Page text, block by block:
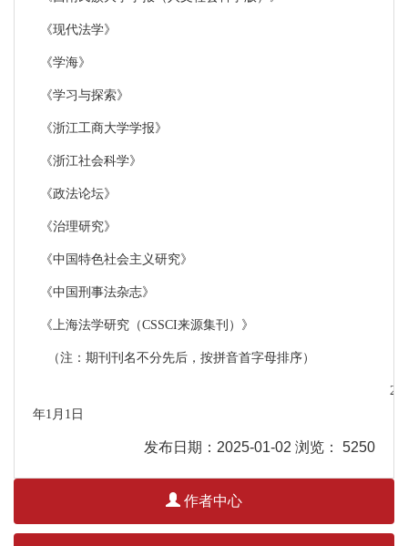
《现代法学》
《学海》
《学习与探索》
《浙江工商大学学报》
《浙江社会科学》
《政法论坛》
《治理研究》
《中国特色社会主义研究》
《中国刑事法杂志》
《上海法学研究（CSSCI来源集刊）》
（注：期刊刊名不分先后，按拼音首字母排序）
年1 月 1 日
发布日期：2025-01-02 浏览： 5250
作者中心